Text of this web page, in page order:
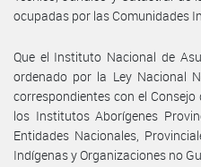
ocupadas por las Comunidades
Que el Instituto Nacional de
ordenado por la Ley Nacional
correspondientes con el
los Institutos Aborígenes
Entidades Nacionales,
Indígenas y Organizaciones no